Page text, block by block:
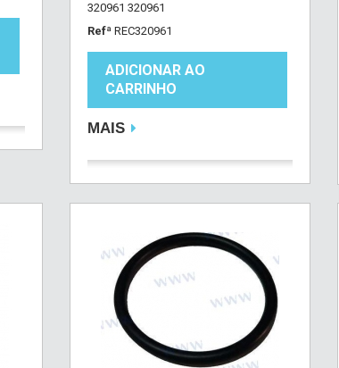
320961 320961
Refª REC320961
ADICIONAR AO
CARRINHO
MAIS